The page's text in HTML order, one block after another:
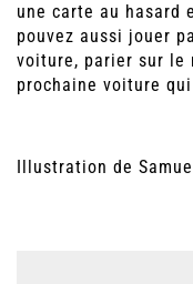
une carte au hasard
pouvez aussi jouer
voiture, parier sur le
prochaine voiture
Illustration de